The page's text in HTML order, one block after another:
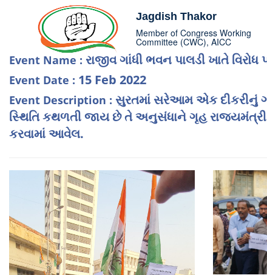
Jagdish Thakor
Member of Congress Working
Committee (CWC), AICC
Event Name : રાજીવ ગાંધી ભવન પાલડી ખાતે વિરોધ
Event Date : 15 Feb 2022
Event Description : સુરતમાં સરેઆમ એક દીકરીનું
સ્થિતિ કથળતી જાય છે તે અનુસંધાને ગૃહ રાજ્યમંત્રી
કરવામાં આવેલ.